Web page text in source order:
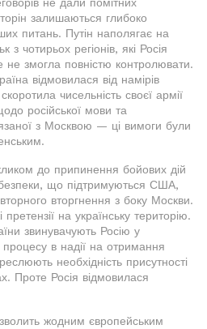
не дали помітних
залишаються глибоко
питань. Путін наполягає на
з чотирьох регіонів, які Росія
не змогла повністю контролювати.
відмовилася від намірів
чисельність своєї армії
російської мови та
з Москвою — ці вимоги були
до припинення бойових дій
що підтримуються США,
вторгнення з боку Москви.
на українську територію.
звинувачують Росію у
процесу в надії на отримання
необхідність присутності
Проте Росія відмовилася
жодним європейським